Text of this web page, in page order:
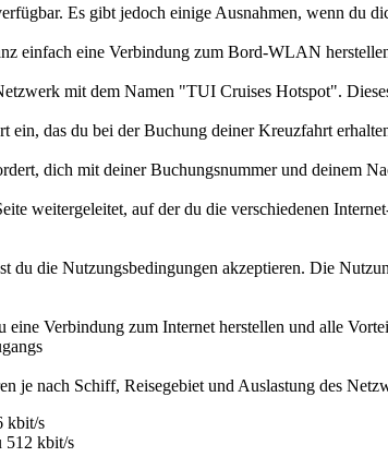
Es gibt jedoch einige Ausnahmen, wenn
einfach eine Verbindung zum Bord-WLAN
mit dem Namen "TUI Cruises Hotspot".
das du bei der Buchung deiner Kreuzfahrt
dich mit deiner Buchungsnummer und deinem
weitergeleitet, auf der du die verschiedenen
du die Nutzungsbedingungen akzeptieren. Die
eine Verbindung zum Internet herstellen und alle
je nach Schiff, Reisegebiet und Auslastung des
kbit/s
512 kbit/s